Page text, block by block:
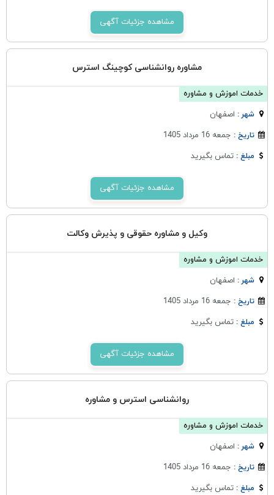
مشاهده جزئیات آگهی
مشاوره روانشناسی کوچینگ استرس
خدمات اموزش و مشاوره
شهر : اصفهان
تاریخ : جمعه 16 مرداد 1405
مبلغ :تماس بگیرید
مشاهده جزئیات آگهی
وکیل و مشاوره حقوقی و پذیرش وکالت
خدمات اموزش و مشاوره
شهر : اصفهان
تاریخ : جمعه 16 مرداد 1405
مبلغ :تماس بگیرید
مشاهده جزئیات آگهی
روانشناسی استرس و مشاوره
خدمات اموزش و مشاوره
شهر : اصفهان
تاریخ : جمعه 16 مرداد 1405
مبلغ :تماس بگیرید